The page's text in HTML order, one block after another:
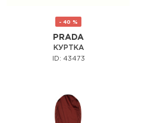
- 40 %
PRADA
КУРТКА
ID: 43473